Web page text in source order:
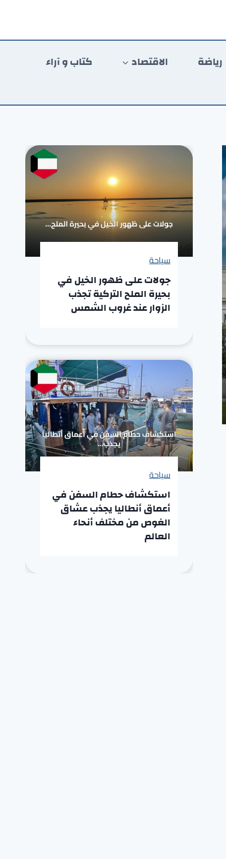
رياضة الاقتصاد
كتاب و آراء
سياحة
جولات على ظهور الخيل في
بحيرة الملح التركية تجذب
الزوار عند غروب الشمس
سياحة
استكشاف حطام السفن في
أعماق أنطاليا يجذب عشاق
الغوص من مختلف أنحاء
العالم